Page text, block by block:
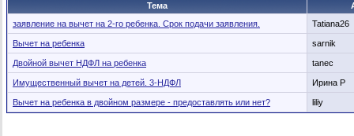
Тема
заявление на вычет на 2-го ребенка. Срок подачи заявления.
Tatiana26
Вычет на ребенка sarnik
Двойной вычет НДФЛ на ребенка tanec
Имущественный вычет на детей. 3-НДФЛ Ирина Р
Вычет на ребенка в двойном размере - предоставлять или нет? liliy